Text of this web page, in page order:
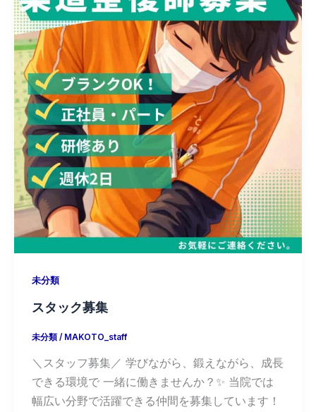
未分類
スタック募集
未分類/ MAKOTO_staff
＼スタッフ募集／ 学びながら、鍛えながら、成長
できる環境で 一緒に働きませんか？✨ 当院では
幅広い分野で活躍できる仲間を募集しています！